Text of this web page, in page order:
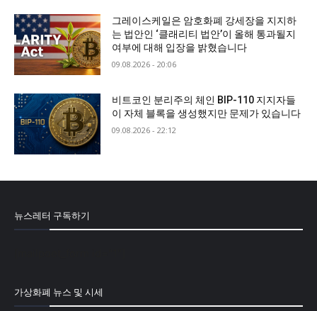
그레이스케일은 암호화폐 강세장을 지지하
는 법안인 ‘클래리티 법안’이 올해 통과될지
여부에 대해 입장을 밝혔습니다
09.08.2026 - 20:06
비트코인 분리주의 체인 BIP-110 지지자들
이 자체 블록을 생성했지만 문제가 있습니다
09.08.2026 - 22:12
뉴스레터 구독하기
가상화폐 뉴스 및 시세